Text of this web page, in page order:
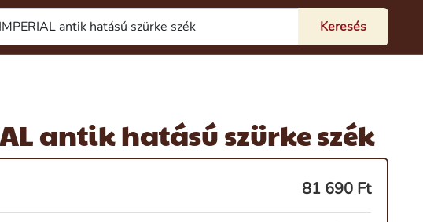
antik hatású szürke szék
81 690 Ft